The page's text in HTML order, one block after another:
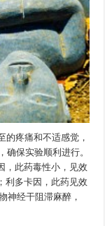
的疼痛和不适感觉，
确保实验顺利进行。
，此药毒性小，见效
利多卡因，此药见效
神经干阻滞麻醉，